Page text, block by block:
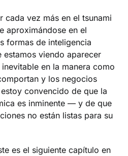
cada vez más en el tsunami
aproximándose en el
formas de inteligencia
viendo aparecer
en la manera como
y los negocios
convencido de que la
es inminente — y de que
no están listas para su
es el siguiente capítulo en